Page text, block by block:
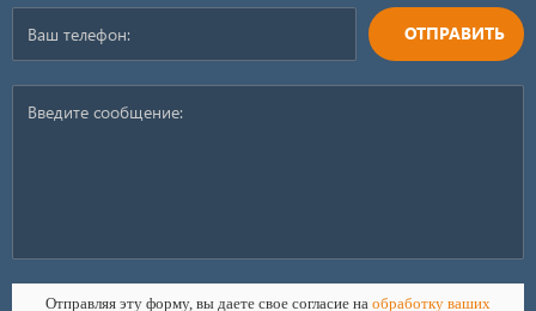
ОТПРАВИТЬ
Отправляя эту форму, вы даете свое согласие на обработку ваших